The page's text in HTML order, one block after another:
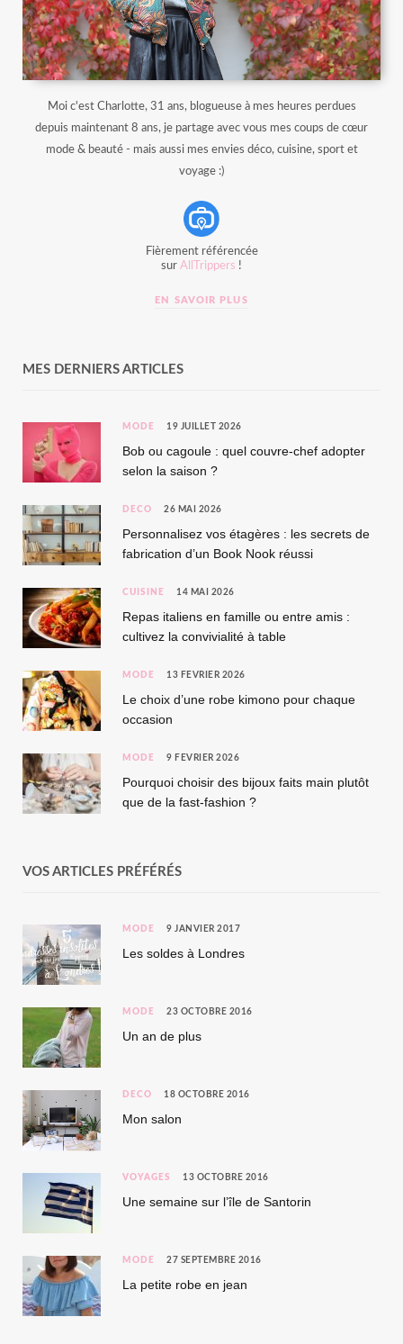
Moi c'est Charlotte, 31 ans, blogueuse à mes heures perdues
depuis maintenant 8 ans, je partage avec vous mes coups de cœur
mode & beauté - mais aussi mes envies déco, cuisine, sport et
voyage :)
Fièrement référencée
sur AllTrippers !
EN SAVOIR PLUS
MES DERNIERS ARTICLES
MODE 19 JUILLET 2026
Bob ou cagoule : quel couvre-chef adopter
selon la saison ?
DÉCO 26 MAI 2026
Personnalisez vos étagères : les secrets de
fabrication d’un Book Nook réussi
CUISINE 14 MAI 2026
Repas italiens en famille ou entre amis :
cultivez la convivialité à table
MODE 13 FÉVRIER 2026
Le choix d’une robe kimono pour chaque
occasion
MODE 9 FÉVRIER 2026
Pourquoi choisir des bijoux faits main plutôt
que de la fast-fashion ?
VOS ARTICLES PRÉFÉRÉS
MODE 9 JANVIER 2017
Les soldes à Londres
MODE 23 OCTOBRE 2016
Un an de plus
DÉCO 18 OCTOBRE 2016
Mon salon
VOYAGES 13 OCTOBRE 2016
Une semaine sur l’île de Santorin
MODE 27 SEPTEMBRE 2016
La petite robe en jean